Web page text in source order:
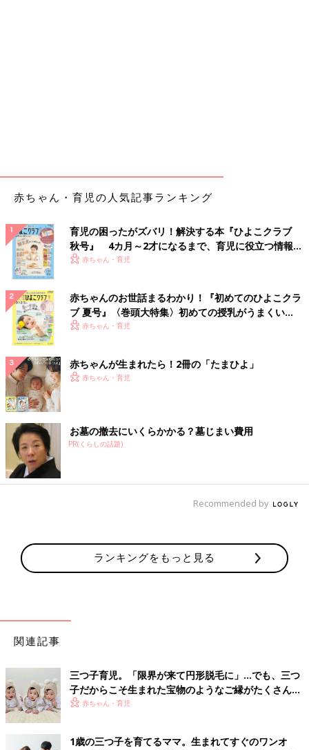
赤ちゃん・育児の人気記事ランキング
育児の困ったがズバリ！解決する本『ひよこクラブ
秋号』 4カ月～2才になるまで、育児に役立つ情報が
いっぱい！
赤ちゃん・育児
赤ちゃんのお世話まるわかり！『初めてのひよこクラ
ブ 夏号』〈巻頭大特集〉初めての授乳がうまくい
く！ おっぱい・ミルクの基本と夏のトラブル 解決テ
赤ちゃん・育児
赤ちゃんが生まれたら！2冊の「たまひよ」
赤ちゃん・育児
お墓の撤去にいくらかかる？墓じまい費用
PR(くらしの話題)
Recommended by
ランキングをもっと見る
関連記事
三つ子育児。「限界が来て円形脱毛に」…でも、三つ
子だからこそ生まれた宝物のようなご縁がたくさん！
【体験談】
赤ちゃん・育児
1歳の三つ子を育てるママ。生まれてすぐのワンオ